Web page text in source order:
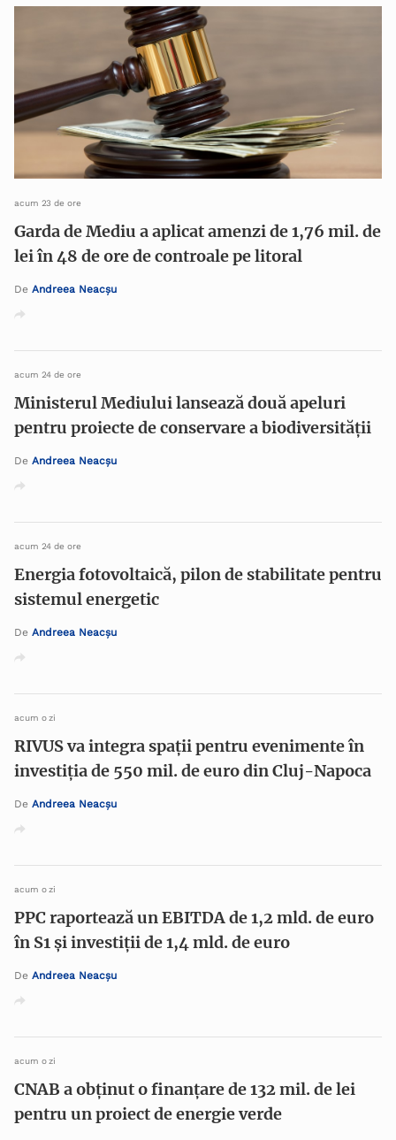
acum 23 de ore
Garda de Mediu a aplicat amenzi de 1,76 mil. de
lei în 48 de ore de controale pe litoral
De Andreea Neacșu
acum 24 de ore
Ministerul Mediului lansează două apeluri
pentru proiecte de conservare a biodiversității
De Andreea Neacșu
acum 24 de ore
Energia fotovoltaică, pilon de stabilitate pentru
sistemul energetic
De Andreea Neacșu
acum o zi
RIVUS va integra spații pentru evenimente în
investiția de 550 mil. de euro din Cluj-Napoca
De Andreea Neacșu
acum o zi
PPC raportează un EBITDA de 1,2 mld. de euro
în S1 și investiții de 1,4 mld. de euro
De Andreea Neacșu
acum o zi
CNAB a obţinut o finanţare de 132 mil. de lei
pentru un proiect de energie verde